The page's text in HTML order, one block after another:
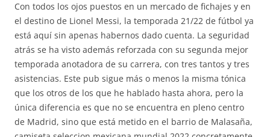
Con todos los ojos puestos en un mercado de fichajes y en
el destino de Lionel Messi, la temporada 21/22 de fútbol ya
está aquí sin apenas habernos dado cuenta. La seguridad
atrás se ha visto además reforzada con su segunda mejor
temporada anotadora de su carrera, con tres tantos y tres
asistencias. Este pub sigue más o menos la misma tónica
que los otros de los que he hablado hasta ahora, pero la
única diferencia es que no se encuentra en pleno centro
de Madrid, sino que está metido en el barrio de Malasaña,